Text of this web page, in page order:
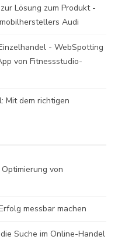
Lösung zum Produkt -
Audi
- WebSpotting
von Fitnessstudio-
Mit dem richtigen
von
messbar machen
Suche im Online-Handel